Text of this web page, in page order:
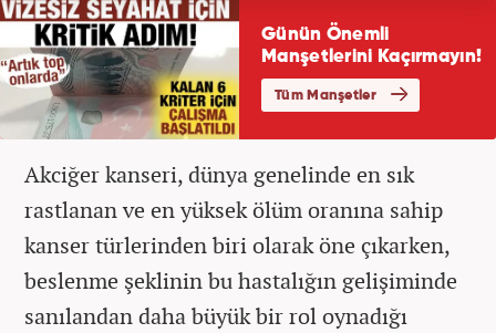
Akciğer kanseri, dünya genelinde en sık
rastlanan ve en yüksek ölüm oranına sahip
kanser türlerinden biri olarak öne çıkarken,
beslenme şeklinin bu hastalığın gelişiminde
sanılandan daha büyük bir rol oynadığı